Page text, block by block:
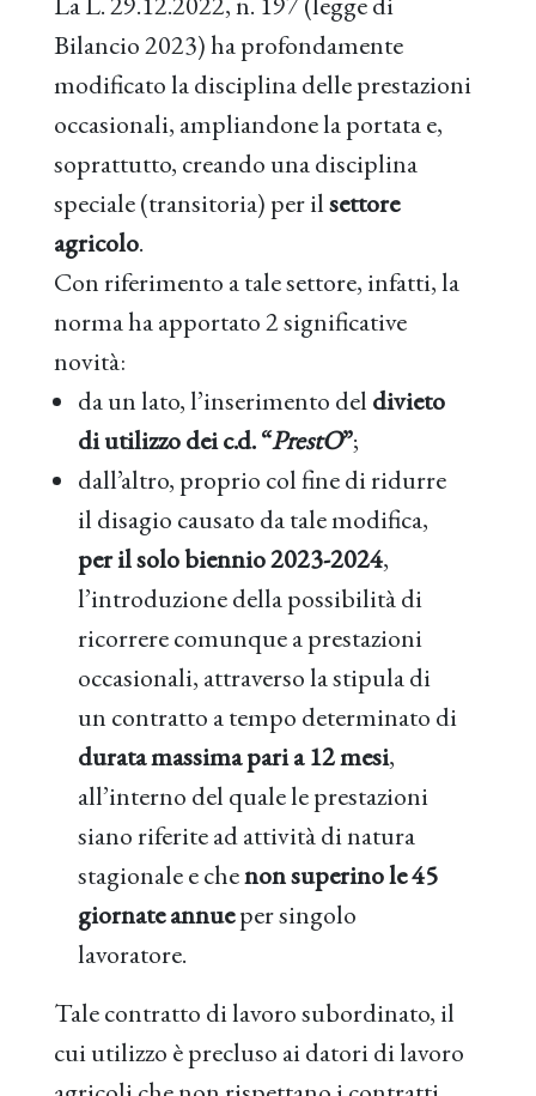
Bilancio 2023) ha profondamente
modificato la disciplina delle prestazioni
occasionali, ampliandone la portata e,
soprattutto, creando una disciplina
speciale (transitoria) per ilsettore
agricolo.
Con riferimento a tale settore, infatti, la
norma ha apportato 2 significative
novità:
da un lato, l’inserimento del divieto
di utilizzo dei c.d. “PrestO”;
dall’altro, proprio col fine di ridurre
il disagio causato da tale modifica,
per il solo biennio 2023-2024,
l’introduzione della possibilità di
ricorrere comunque a prestazioni
occasionali, attraverso la stipula di
un contratto a tempo determinato di
durata massima pari a 12 mesi,
all’interno del quale le prestazioni
siano riferite ad attività di natura
stagionale e chenon superino le 45
giornate annueper singolo
lavoratore.
Tale contratto di lavoro subordinato, il
cui utilizzo è precluso ai datori di lavoro